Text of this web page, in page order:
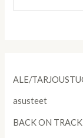
ALE/
asusteet
BACK ON TRACK